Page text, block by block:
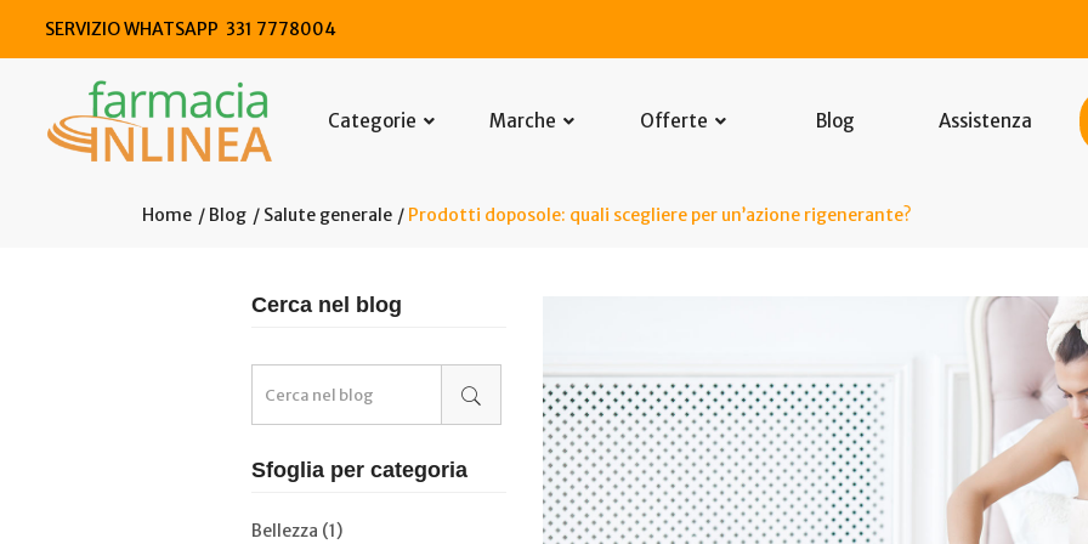
SERVIZIO WHATSAPP 331 7778004
Categorie Marche Offerte Blog Assistenza
Home Blog Salute generale Prodotti doposole: quali scegliere per un’azione rigenerante?
Cerca nel blog
Sfoglia per categoria
Bellezza (1)